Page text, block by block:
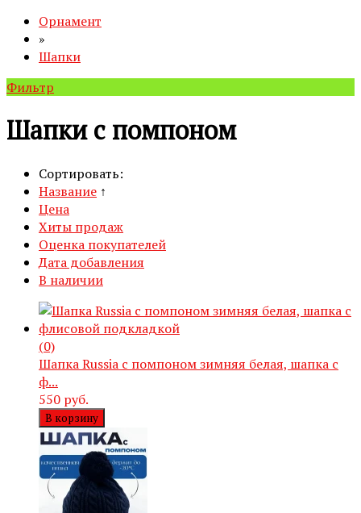
Орнамент
»
Шапки
Фильтр
Шапки с помпоном
Сортировать:
Название ↑
Цена
Хиты продаж
Оценка покупателей
Дата добавления
В наличии
(0)
Шапка Russia с помпоном зимняя белая, шапка с
ф...
550 руб.
В корзину